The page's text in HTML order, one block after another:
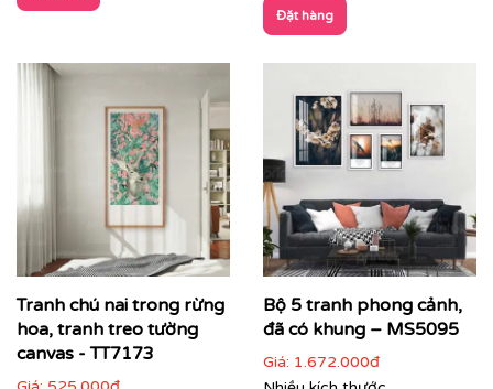
Phòng làm việc
: giúp thư giãn tinh thần, tăng cảm
hứng sáng tạo
Đặt hàng
Tranh chú nai trong rừng
hoa, tranh treo tường
canvas - TT7173
Bộ 5 tranh phong cảnh,
đã có khung – MS5095
Giá: 1.672.000đ